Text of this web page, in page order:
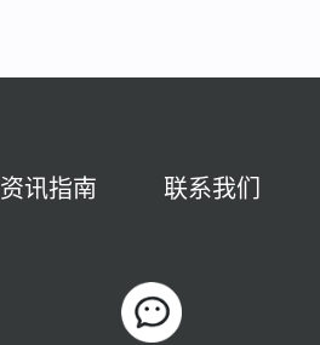
资讯指南 联系我们